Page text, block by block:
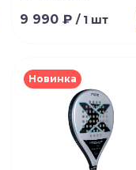
9 990 ₽ / 1 шт
Новинка